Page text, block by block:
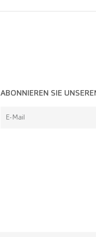
ABONNIEREN SIE
E-Mail